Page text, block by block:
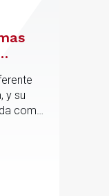
y su
como